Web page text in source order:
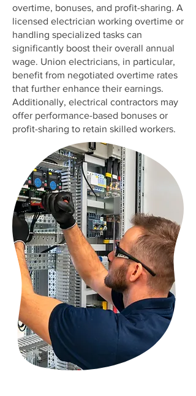
overtime, bonuses, and profit-sharing. A
licensed electrician working overtime or
handling specialized tasks can
significantly boost their overall annual
wage. Union electricians, in particular,
benefit from negotiated overtime rates
that further enhance their earnings.
Additionally, electrical contractors may
offer performance-based bonuses or
profit-sharing to retain skilled workers.